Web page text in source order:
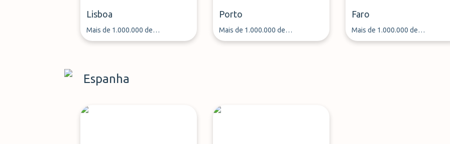
Lisboa
Mais de 1.000.000 de
passageiros aéreos estacionaram
Porto
Mais de 1.000.000 de
passageiros aéreos estacionaram
Faro
Mais de 1.000.000 de
passageiros aéreos
Espanha